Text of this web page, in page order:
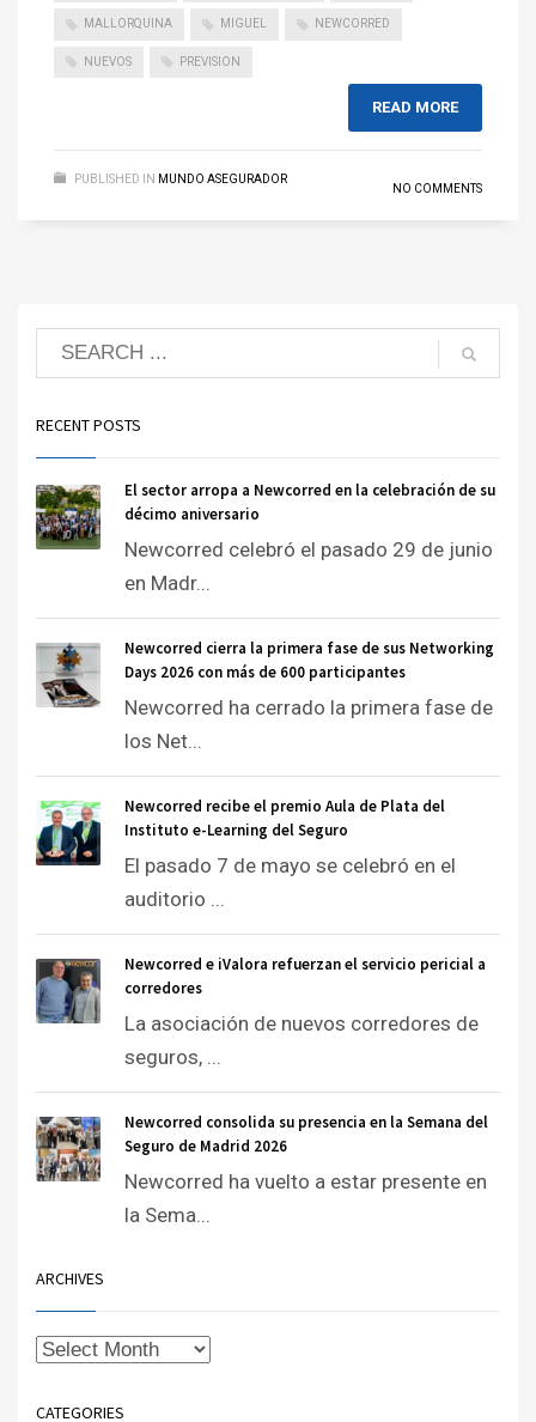
MALLORQUINA MIGUEL NEWCORRED
NUEVOS PREVISION
READ MORE
PUBLISHED IN MUNDO ASEGURADOR
NO COMMENTS
RECENT POSTS
El sector arropa a Newcorred en la celebración de su
décimo aniversario
Newcorred celebró el pasado 29 de junio
en Madr...
Newcorred cierra la primera fase de sus Networking
Days 2026 con más de 600 participantes
Newcorred ha cerrado la primera fase de
los Net...
Newcorred recibe el premio Aula de Plata del
Instituto e-Learning del Seguro
El pasado 7 de mayo se celebró en el
auditorio ...
Newcorred e iValora refuerzan el servicio pericial a
corredores
La asociación de nuevos corredores de
seguros, ...
Newcorred consolida su presencia en la Semana del
Seguro de Madrid 2026
Newcorred ha vuelto a estar presente en
la Sema...
ARCHIVES
CATEGORIES